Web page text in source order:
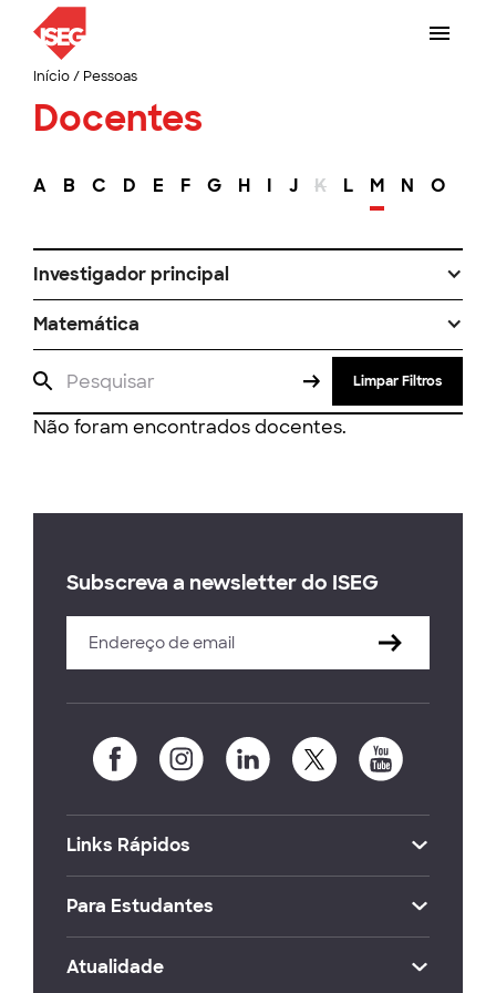
Início/ Pessoas
Docentes
A B C D E F G H I J K L M N O
Investigador principal
Matemática
Limpar Filtros
Não foram encontrados docentes.
Subscreva a newsletter do ISEG
Links Rápidos
Para Estudantes
Atualidade